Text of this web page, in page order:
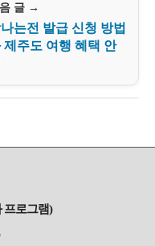
글 →
는전 발급 신청 방법
제주도 여행 혜택 안
프로그램)